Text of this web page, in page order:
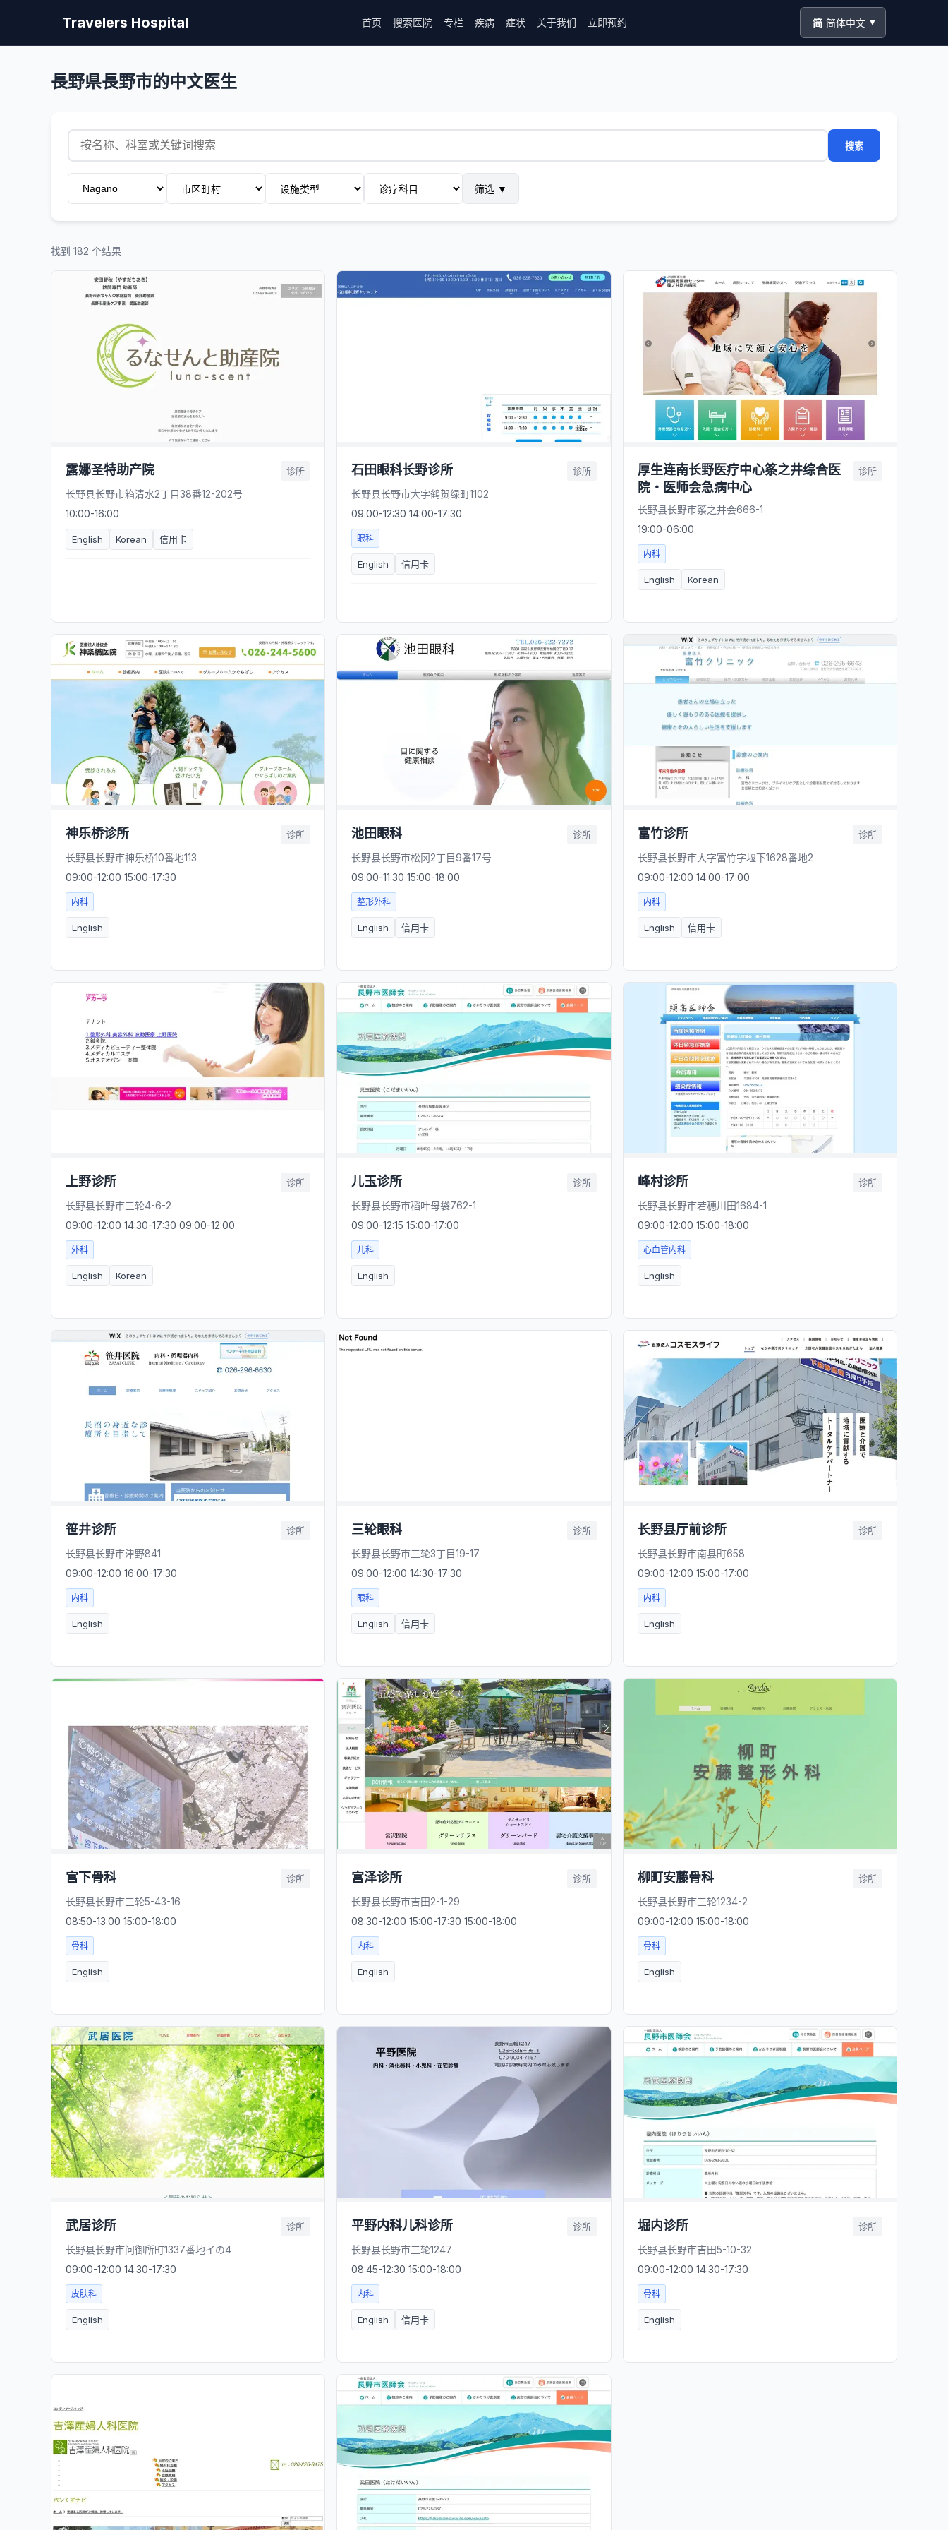
Travelers Hospital 首页 搜索医院 专栏 疾病 症状 关于我们 立即预约 简 简体中文 ▼
長野県長野市的中文医生
搜索
筛选 ▼
找到 182 个结果
露娜圣特助产院 诊所
长野县长野市箱清水2丁目38番12-202号
10:00-16:00
English Korean 信用卡
石田眼科长野诊所 诊所
长野县长野市大字鹤贺绿町1102
09:00-12:30 14:00-17:30
眼科
English 信用卡
厚生连南长野医疗中心筿之井综合医
院・医师会急病中心
诊所
长野县长野市筿之井会666-1
19:00-06:00
内科
English Korean
神乐桥诊所 诊所
长野县长野市神乐桥10番地113
09:00-12:00 15:00-17:30
内科
English
池田眼科 诊所
长野县长野市松冈2丁目9番17号
09:00-11:30 15:00-18:00
整形外科
English 信用卡
富竹诊所 诊所
长野县长野市大字富竹字堰下1628番地2
09:00-12:00 14:00-17:00
内科
English 信用卡
上野诊所 诊所
长野县长野市三轮4-6-2
09:00-12:00 14:30-17:30 09:00-12:00
外科
English Korean
儿玉诊所 诊所
长野县长野市稻叶母袋762-1
09:00-12:15 15:00-17:00
儿科
English
峰村诊所 诊所
长野县长野市若穗川田1684-1
09:00-12:00 15:00-18:00
心血管内科
English
笹井诊所 诊所
长野县长野市津野841
09:00-12:00 16:00-17:30
内科
English
三轮眼科 诊所
长野县长野市三轮3丁目19-17
09:00-12:00 14:30-17:30
眼科
English 信用卡
长野县厅前诊所 诊所
长野县长野市南县町658
09:00-12:00 15:00-17:00
内科
English
宫下骨科 诊所
长野县长野市三轮5-43-16
08:50-13:00 15:00-18:00
骨科
English
宫泽诊所 诊所
长野县长野市吉田2-1-29
08:30-12:00 15:00-17:30 15:00-18:00
内科
English
柳町安藤骨科 诊所
长野县长野市三轮1234-2
09:00-12:00 15:00-18:00
骨科
English
武居诊所 诊所
长野县长野市问御所町1337番地イの4
09:00-12:00 14:30-17:30
皮肤科
English
平野内科儿科诊所 诊所
长野县长野市三轮1247
08:45-12:30 15:00-18:00
内科
English 信用卡
堀内诊所 诊所
长野县长野市吉田5-10-32
09:00-12:00 14:30-17:30
骨科
English